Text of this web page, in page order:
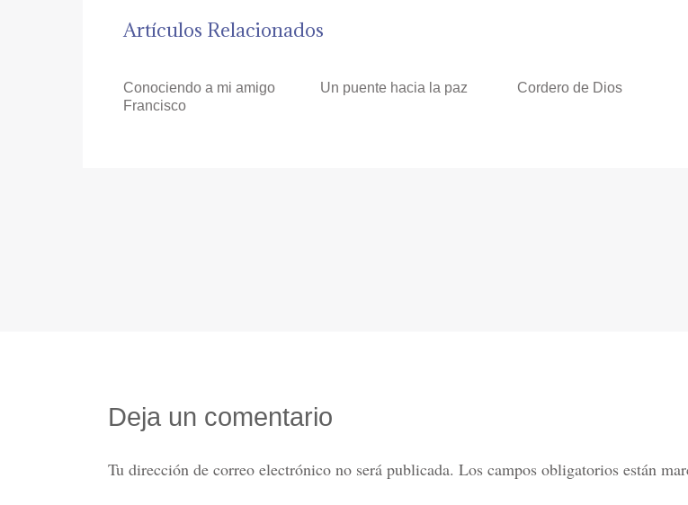
Artículos Relacionados
Conociendo a mi amigo
Francisco
Un puente hacia la paz Cordero de Dios
Deja un comentario
Tu dirección de correo electrónico no será publicada. Los campos obligatorios están